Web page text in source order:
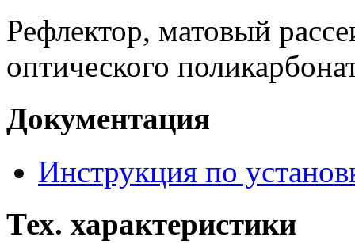
Рефлектор, матовый
оптического
Документация
Инструкция по
Тех. характеристики